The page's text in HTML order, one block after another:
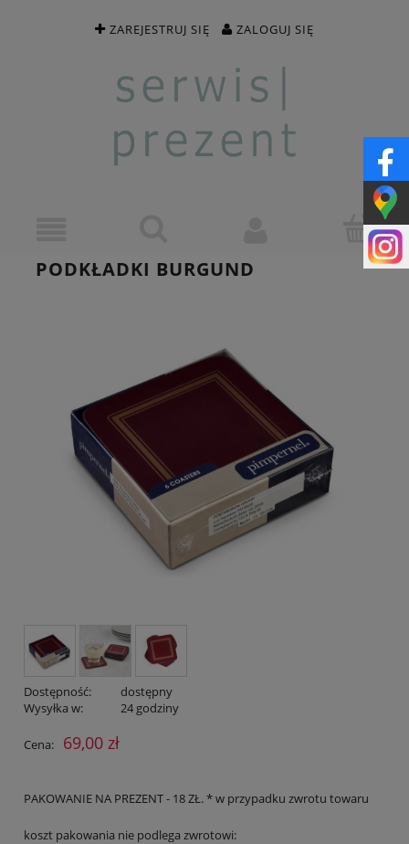
ZAREJESTRUJ SIĘ ZALOGUJ SIĘ
PODKŁADKI BURGUND
Dostępność:
dostępny
Wysyłka w:
24 godziny
Cena: 69,00 zł
PAKOWANIE NA PREZENT - 18 ZŁ. * w przypadku zwrotu towaru
koszt pakowania nie podlega zwrotowi: